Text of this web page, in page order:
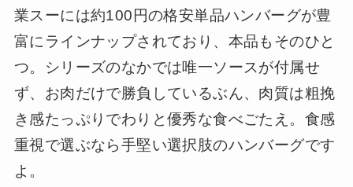
業スーには約100円の格安単品ハンバーグが豊
富にラインナップされており、本品もそのひと
つ。シリーズのなかでは唯一ソースが付属せ
ず、お肉だけで勝負しているぶん、肉質は粗挽
き感たっぷりでわりと優秀な食べごたえ。食感
重視で選ぶなら手堅い選択肢のハンバーグです
よ。